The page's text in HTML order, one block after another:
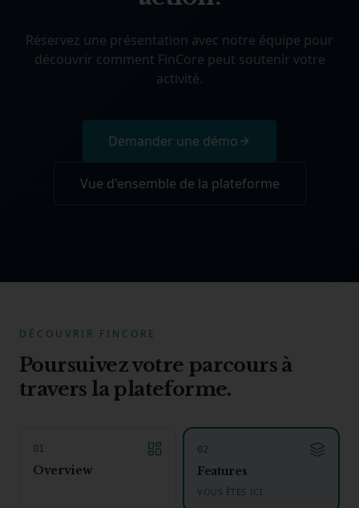
Réservez une présentation avec notre équipe pour
découvrir comment FinCore peut soutenir votre
activité.
Demander une démo
Vue d'ensemble de la plateforme
DÉCOUVRIR FINCORE
Poursuivez votre parcours à
travers la plateforme.
0 1
Overview
02
Features
VOUS ÊTES ICI